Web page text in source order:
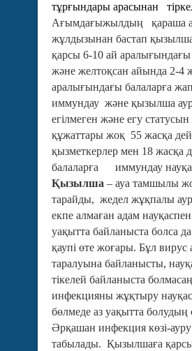
тұрғындары арасынан
Ағымдағыжылдың қараша
жұлдызынан бастап
қарсы 6-10 ай аралығындағы
және желтоқсан айында 2-4
аралығындағы балаларға
иммундау және қызылша
егілмеген және егу
құжаттары жоқ 55 жасқа
қызметкерлер мен 18 жасқа
балаларға иммундау
Қызылша – ауа тамшылы
тарайды, жедел жұқпалы
екпе алмаған адам
уақытта байланыста болса
қаупі өте жоғары. Бұл вирус
таралуына байланысты,
тікелей байланыста
инфекцияны жұқтыру
бөлмеде аз уақытта болудың
Әрқашан инфекция көзі-
табылады. Қызылшаға